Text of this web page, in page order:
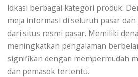
lokasi berbagai kategori produk.
meja informasi di seluruh pasar
dari situs resmi pasar. Memiliki
meningkatkan pengalaman
signifikan dengan mempermudah
dan pemasok tertentu.